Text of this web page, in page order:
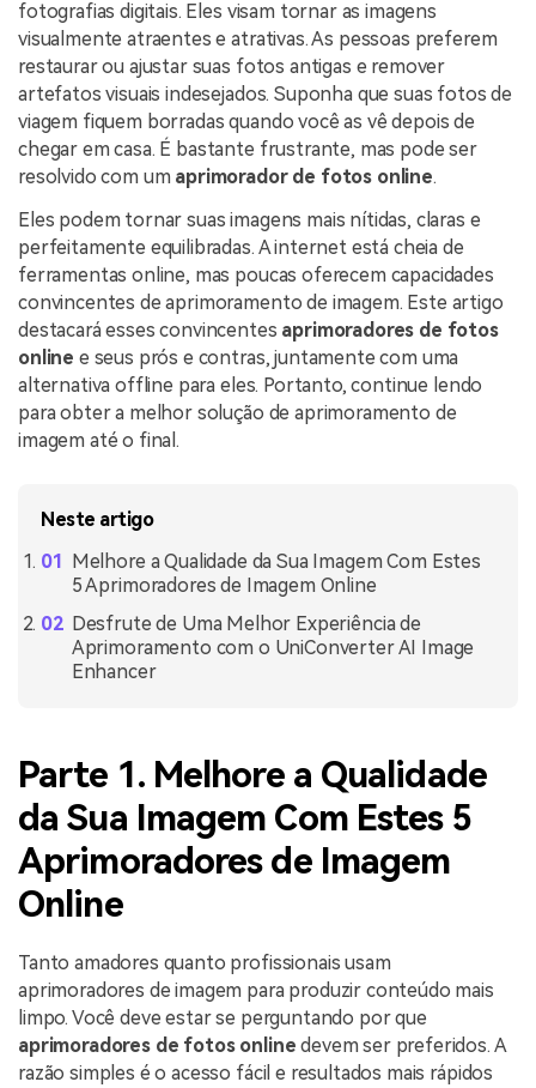
Vídeo/Áudio
Usuários educacionais desfrutam
de até 20% DESC.
Usuários de Filmes
Usuários de DVD
Usuários de Mac
MAIS SOLUÇÕES
Todas as informações que você precisa para usar o
Vídeo Tutorial
Assista ao tutorial em vídeo para aprender como usar o
UniConverter.
Especificaciones Técnicas
Uma lista de todos os formatos, dispositivos e GPUs
suportados pelo UniConverter.
O que há de novo?
Os produtos e atualizações mais recentes.
Pesquisar
fotografias digitais. Eles visam tornar as imagens
visualmente atraentes e atrativas. As pessoas preferem
restaurar ou ajustar suas fotos antigas e remover
artefatos visuais indesejados. Suponha que suas fotos de
viagem fiquem borradas quando você as vê depois de
chegar em casa. É bastante frustrante, mas pode ser
resolvido com um aprimorador de fotos online.
Eles podem tornar suas imagens mais nítidas, claras e
perfeitamente equilibradas. A internet está cheia de
ferramentas online, mas poucas oferecem capacidades
convincentes de aprimoramento de imagem. Este artigo
destacará esses convincentes aprimoradores de fotos
online e seus prós e contras, juntamente com uma
alternativa offline para eles. Portanto, continue lendo
para obter a melhor solução de aprimoramento de
imagem até o final.
Neste artigo
Melhore a Qualidade da Sua Imagem Com Estes
5 Aprimoradores de Imagem Online
Desfrute de Uma Melhor Experiência de
Aprimoramento com o UniConverter AI Image
Enhancer
Parte 1. Melhore a Qualidade
da Sua Imagem Com Estes 5
Aprimoradores de Imagem
Online
Tanto amadores quanto profissionais usam
aprimoradores de imagem para produzir conteúdo mais
limpo. Você deve estar se perguntando por que
aprimoradores de fotos online devem ser preferidos. A
razão simples é o acesso fácil e resultados mais rápidos